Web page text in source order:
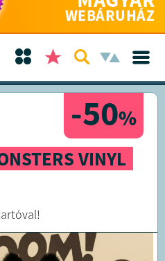
WEBÁRUHÁZ
-50%
VINYL